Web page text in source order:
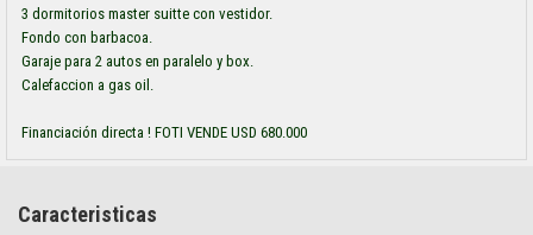
3 dormitorios master suitte con vestidor.
Fondo con barbacoa.
Garaje para 2 autos en paralelo y box.
Calefaccion a gas oil.
Financiación directa ! FOTI VENDE USD 680.000
Caracteristicas